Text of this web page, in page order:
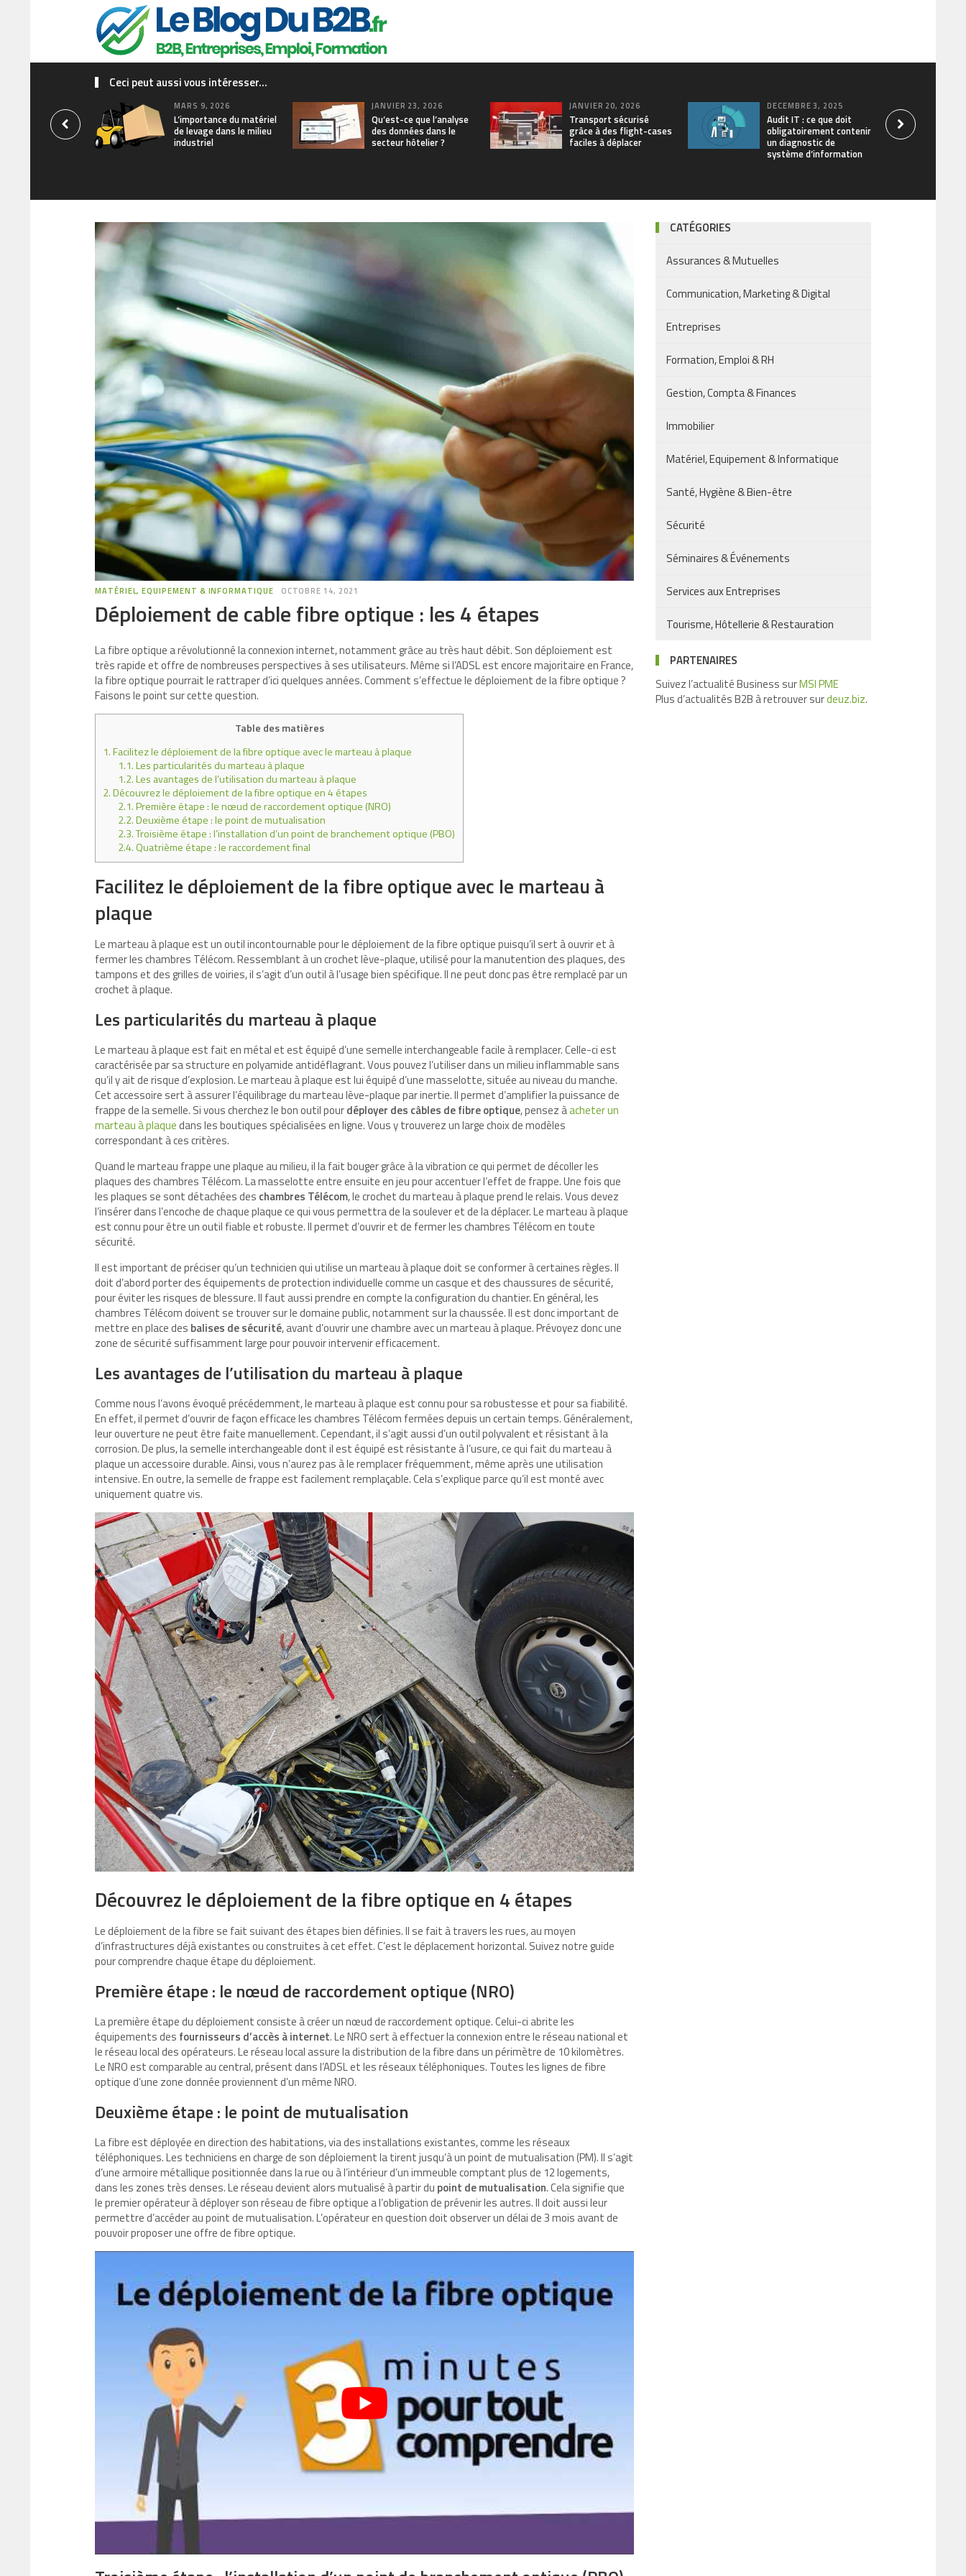
Ceci peut aussi vous intéresser...
MARS 9, 2026
L’importance du matériel
de levage dans le milieu
industriel
JANVIER 23, 2026
Qu’est-ce que l’analyse
des données dans le
secteur hôtelier ?
JANVIER 20, 2026
Transport sécurisé
grâce à des flight-cases
faciles à déplacer
DÉCEMBRE 3, 2025
Audit IT : ce que doit
obligatoirement contenir
un diagnostic de
système d’information
MATÉRIEL, EQUIPEMENT & INFORMATIQUE OCTOBRE 14, 2021
Déploiement de cable fibre optique : les 4 étapes
La fibre optique a révolutionné la connexion internet, notamment grâce au très haut débit. Son déploiement est
très rapide et offre de nombreuses perspectives à ses utilisateurs. Même si l’ADSL est encore majoritaire en France,
la fibre optique pourrait le rattraper d’ici quelques années. Comment s’effectue le déploiement de la fibre optique ?
Faisons le point sur cette question.
Table des matières
1.Facilitez le déploiement de la fibre optique avec le marteau à plaque
1.1.Les particularités du marteau à plaque
1.2.Les avantages de l’utilisation du marteau à plaque
2.Découvrez le déploiement de la fibre optique en 4 étapes
2.1.Première étape : le nœud de raccordement optique (NRO)
2.2.Deuxième étape : le point de mutualisation
2.3.Troisième étape : l’installation d’un point de branchement optique (PBO)
2.4.Quatrième étape : le raccordement final
Facilitez le déploiement de la fibre optique avec le marteau à
plaque
Le marteau à plaque est un outil incontournable pour le déploiement de la fibre optique puisqu’il sert à ouvrir et à
fermer les chambres Télécom. Ressemblant à un crochet lève-plaque, utilisé pour la manutention des plaques, des
tampons et des grilles de voiries, il s’agit d’un outil à l’usage bien spécifique. Il ne peut donc pas être remplacé par un
crochet à plaque.
Les particularités du marteau à plaque
Le marteau à plaque est fait en métal et est équipé d’une semelle interchangeable facile à remplacer. Celle-ci est
caractérisée par sa structure en polyamide antidéflagrant. Vous pouvez l’utiliser dans un milieu inflammable sans
qu’il y ait de risque d’explosion. Le marteau à plaque est lui équipé d’une masselotte, située au niveau du manche.
Cet accessoire sert à assurer l’équilibrage du marteau lève-plaque par inertie. Il permet d’amplifier la puissance de
frappe de la semelle. Si vous cherchez le bon outil pourdéployer des câbles de fibre optique, pensez àacheter un
marteau à plaquedans les boutiques spécialisées en ligne. Vous y trouverez un large choix de modèles
correspondant à ces critères.
Quand le marteau frappe une plaque au milieu, il la fait bouger grâce à la vibration ce qui permet de décoller les
plaques des chambres Télécom. La masselotte entre ensuite en jeu pour accentuer l’effet de frappe. Une fois que
les plaques se sont détachées des chambres Télécom, le crochet du marteau à plaque prend le relais. Vous devez
l’insérer dans l’encoche de chaque plaque ce qui vous permettra de la soulever et de la déplacer. Le marteau à plaque
est connu pour être un outil fiable et robuste. Il permet d’ouvrir et de fermer les chambres Télécom en toute
sécurité.
Il est important de préciser qu’un technicien qui utilise un marteau à plaque doit se conformer à certaines règles. Il
doit d’abord porter des équipements de protection individuelle comme un casque et des chaussures de sécurité,
pour éviter les risques de blessure. Il faut aussi prendre en compte la configuration du chantier. En général, les
chambres Télécom doivent se trouver sur le domaine public, notamment sur la chaussée. Il est donc important de
mettre en place des balises de sécurité, avant d’ouvrir une chambre avec un marteau à plaque. Prévoyez donc une
zone de sécurité suffisamment large pour pouvoir intervenir efficacement.
Les avantages de l’utilisation du marteau à plaque
Comme nous l’avons évoqué précédemment, le marteau à plaque est connu pour sa robustesse et pour sa fiabilité.
En effet, il permet d’ouvrir de façon efficace les chambres Télécom fermées depuis un certain temps. Généralement,
leur ouverture ne peut être faite manuellement. Cependant, il s’agit aussi d’un outil polyvalent et résistant à la
corrosion. De plus, la semelle interchangeable dont il est équipé est résistante à l’usure, ce qui fait du marteau à
plaque un accessoire durable. Ainsi, vous n’aurez pas à le remplacer fréquemment, même après une utilisation
intensive. En outre, la semelle de frappe est facilement remplaçable. Cela s’explique parce qu’il est monté avec
uniquement quatre vis.
Découvrez le déploiement de la fibre optique en 4 étapes
Le déploiement de la fibre se fait suivant des étapes bien définies. Il se fait à travers les rues, au moyen
d’infrastructures déjà existantes ou construites à cet effet. C’est le déplacement horizontal. Suivez notre guide
pour comprendre chaque étape du déploiement.
Première étape : le nœud de raccordement optique (NRO)
La première étape du déploiement consiste à créer un nœud de raccordement optique. Celui-ci abrite les
équipements des fournisseurs d’accès à internet. Le NRO sert à effectuer la connexion entre le réseau national et
le réseau local des opérateurs. Le réseau local assure la distribution de la fibre dans un périmètre de 10 kilomètres.
Le NRO est comparable au central, présent dans l’ADSL et les réseaux téléphoniques. Toutes les lignes de fibre
optique d’une zone donnée proviennent d’un même NRO.
Deuxième étape : le point de mutualisation
La fibre est déployée en direction des habitations, via des installations existantes, comme les réseaux
téléphoniques. Les techniciens en charge de son déploiement la tirent jusqu’à un point de mutualisation (PM). Il s’agit
d’une armoire métallique positionnée dans la rue ou à l’intérieur d’un immeuble comptant plus de 12 logements,
dans les zones très denses. Le réseau devient alors mutualisé à partir du point de mutualisation. Cela signifie que
le premier opérateur à déployer son réseau de fibre optique a l’obligation de prévenir les autres. Il doit aussi leur
permettre d’accéder au point de mutualisation. L’opérateur en question doit observer un délai de 3 mois avant de
pouvoir proposer une offre de fibre optique.
CATÉGORIES
Assurances & Mutuelles
Communication, Marketing & Digital
Entreprises
Formation, Emploi & RH
Gestion, Compta & Finances
Immobilier
Matériel, Equipement & Informatique
Santé, Hygiène & Bien-être
Sécurité
Séminaires & Événements
Services aux Entreprises
Tourisme, Hôtellerie & Restauration
PARTENAIRES
Suivez l’actualité Business surMSI PME
Plus d’actualités B2B à retrouver surdeuz.biz.